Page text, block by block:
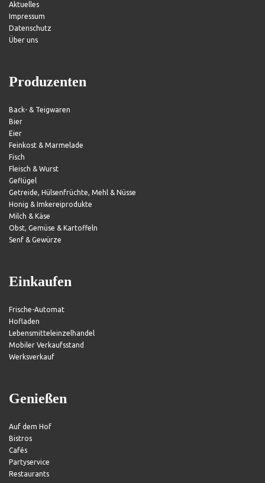
Aktuelles
Impressum
Datenschutz
Über uns
Produzenten
Back- & Teigwaren
Bier
Eier
Feinkost & Marmelade
Fisch
Fleisch & Wurst
Geflügel
Getreide, Hülsenfrüchte, Mehl & Nüsse
Honig & Imkereiprodukte
Milch & Käse
Obst, Gemüse & Kartoffeln
Senf & Gewürze
Einkaufen
Frische-Automat
Hofladen
Lebensmitteleinzelhandel
Mobiler Verkaufsstand
Werksverkauf
Genießen
Auf dem Hof
Bistros
Cafés
Partyservice
Restaurants